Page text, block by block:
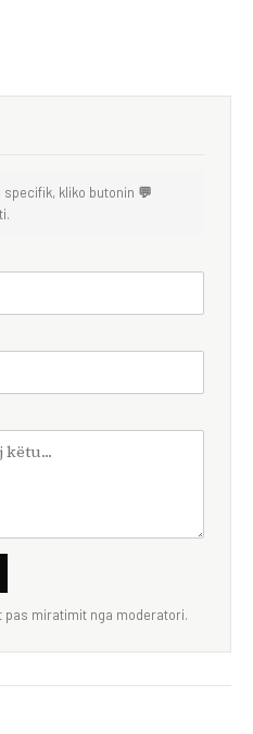
specifik, kliko butonin 💬
pas miratimit nga moderatori.